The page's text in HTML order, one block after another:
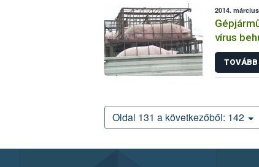
2014.
vírus
TOVÁBB
Oldal 131 a következőből: 142